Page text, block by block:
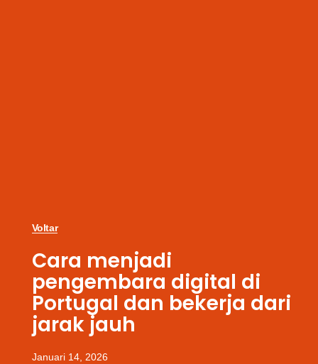
Voltar
Cara menjadi
pengembara digital di
Portugal dan bekerja dari
jarak jauh
Januari 14, 2026